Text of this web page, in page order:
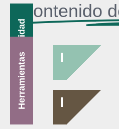
Contenido
Actualidad
Herramientas